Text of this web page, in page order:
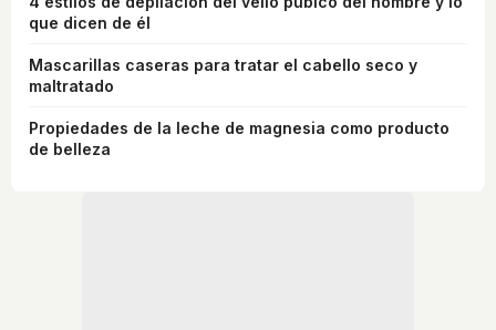
que dicen de él
Mascarillas caseras para tratar el cabello seco y
maltratado
Propiedades de la leche de magnesia como producto
de belleza